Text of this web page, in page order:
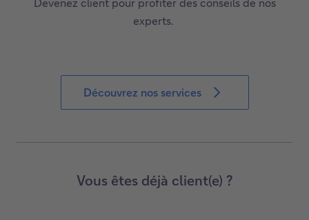
experts.
Découvrez nos services
Vous êtes déjà client(e) ?